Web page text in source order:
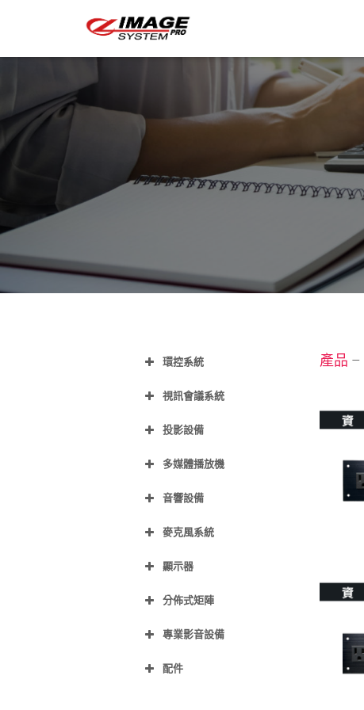
環控系統
視訊會議系統
投影設備
多媒體播放機
音響設備
麥克風系統
顯示器
分佈式矩陣
專業影音設備
配件
產品 –